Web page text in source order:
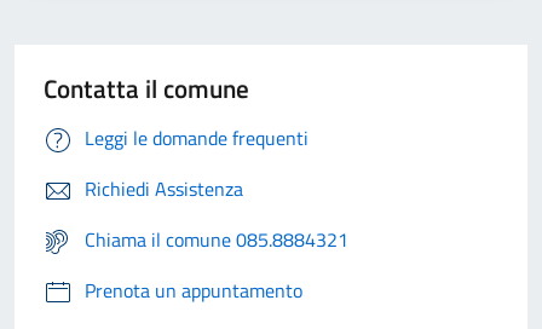
Contatta il comune
Leggi le domande frequenti
Richiedi Assistenza
Chiama il comune 085.8884321
Prenota un appuntamento